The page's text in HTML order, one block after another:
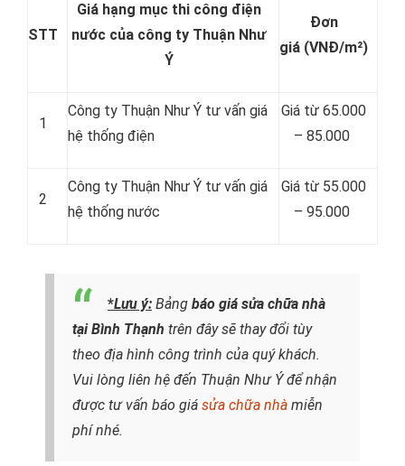
STT
Giá hạng mục thi công điện
nước của công ty Thuận Như
Ý
Đơn
giá (VNĐ/m²)
1
Công ty Thuận Như Ý tư vấn giá
hệ thống điện
Giá từ 65.000
– 85.000
2
Công ty Thuận Như Ý tư vấn giá
hệ thống nước
Giá từ 55.000
– 95.000
*Lưu ý: Bảng báo giá sửa chữa nhà
tại Bình Thạnh trên đây sẽ thay đổi tùy
theo địa hình công trình của quý khách.
Vui lòng liên hệ đến Thuận Như Ý để nhận
được tư vấn báo giá sửa chữa nhà miễn
phí nhé.